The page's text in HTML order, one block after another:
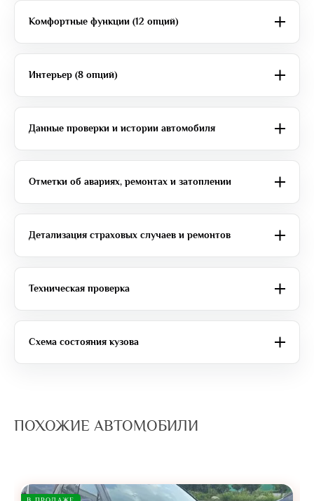
Комфортные функции (12 опций)
Интерьер (8 опций)
Данные проверки и истории автомобиля
Отметки об авариях, ремонтах и затоплении
Детализация страховых случаев и ремонтов
Техническая проверка
Схема состояния кузова
ПОХОЖИЕ АВТОМОБИЛИ